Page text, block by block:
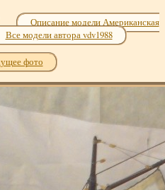
Описание модели Американская
Все модели автора vdv1988
фото